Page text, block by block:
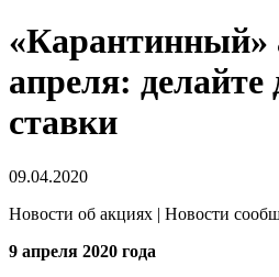
«Карантинный»
апреля:
ставки
09.04.2020
Новости об акциях | Новости
9 апреля 2020 года